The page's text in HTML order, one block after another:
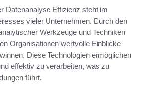
Datenanalyse Effizienz steht im
vieler Unternehmen. Durch den
Werkzeuge und Techniken
Organisationen wertvolle Einblicke
Diese Technologien ermöglichen
effektiv zu verarbeiten, was zu
führt.